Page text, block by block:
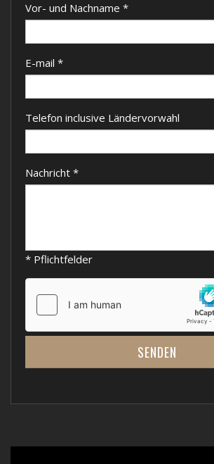
Vor- und Nachname *
E-mail *
Telefon inclusive Ländervorwahl
Nachricht *
* Pflichtfelder
SENDEN